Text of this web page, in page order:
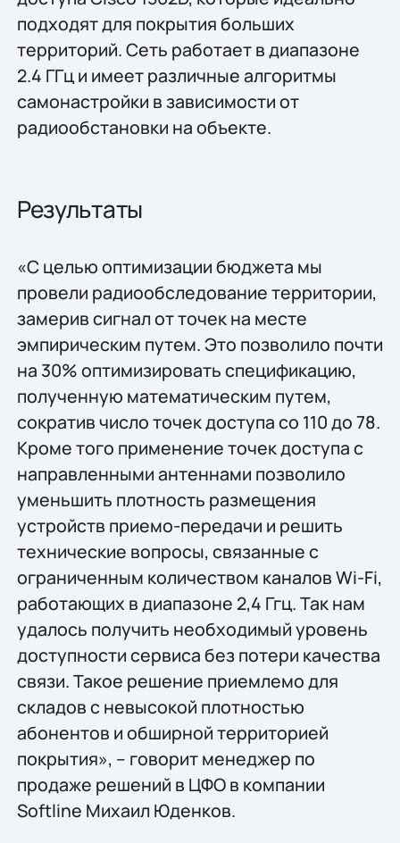
подходят для покрытия больших
территорий. Сеть работает в диапазоне
2.4 ГГц и имеет различные алгоритмы
самонастройки в зависимости от
радиообстановки на объекте.
Результаты
«С целью оптимизации бюджета мы
провели радиообследование территории,
замерив сигнал от точек на месте
эмпирическим путем. Это позволило почти
на 30% оптимизировать спецификацию,
полученную математическим путем,
сократив число точек доступа со 110 до 78.
Кроме того применение точек доступа с
направленными антеннами позволило
уменьшить плотность размещения
устройств приемо-передачи и решить
технические вопросы, связанные с
ограниченным количеством каналов Wi-Fi,
работающих в диапазоне 2,4 Ггц. Так нам
удалось получить необходимый уровень
доступности сервиса без потери качества
связи. Такое решение приемлемо для
складов с невысокой плотностью
абонентов и обширной территорией
покрытия», – говорит менеджер по
продаже решений в ЦФО в компании
Softline Михаил Юденков.